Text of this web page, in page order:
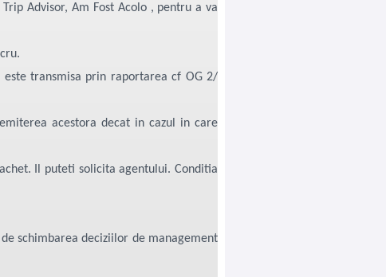
Advisor, Am Fost Acolo , pentru a va
transmisa prin raportarea cf OG 2/
acestora decat in cazul in care
Il puteti solicita agentului. Conditia
schimbarea deciziilor de management